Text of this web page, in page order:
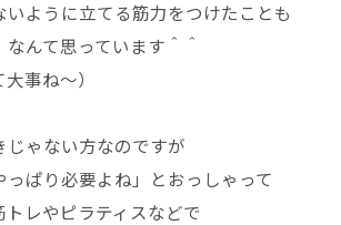
いように立てる筋力をつけたことも
んて思っています＾＾
事ね〜）
じゃない方なのですが
っぱり必要よね」とおっしゃって
トレやピラティスなどで